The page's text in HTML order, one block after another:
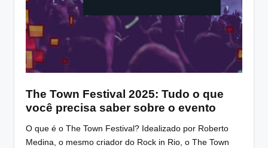
The Town Festival 2025: Tudo o que
você precisa saber sobre o evento
O que é o The Town Festival? Idealizado por Roberto
Medina, o mesmo criador do Rock in Rio, o The Town